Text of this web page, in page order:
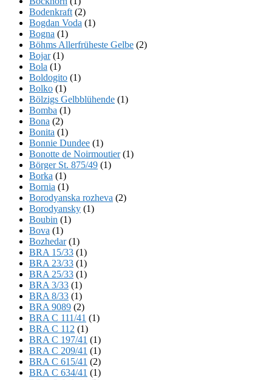
Bodenkraft (2)
Bogdan Voda (1)
Bogna (1)
Böhms Allerfrüheste Gelbe (2)
Bojar(1)
Bola (1)
Boldogito (1)
Bolko (1)
Bölzigs Gelbblühende (1)
Bomba (1)
Bona (2)
Bonita (1)
Bonnie Dundee (1)
Bonotte de Noirmoutier(1)
Börger St. 875/49 (1)
Borka (1)
Bornia (1)
Borodyanska rozheva (2)
Borodyansky (1)
Boubin (1)
Bova (1)
Bozhedar(1)
BRA 15/33 (1)
BRA 23/33 (1)
BRA 25/33 (1)
BRA 3/33 (1)
BRA 8/33 (1)
BRA 9089 (2)
BRA C 111/41 (1)
BRA C 112 (1)
BRA C 197/41 (1)
BRA C 209/41 (1)
BRA C 615/41 (2)
BRA C 634/41 (1)